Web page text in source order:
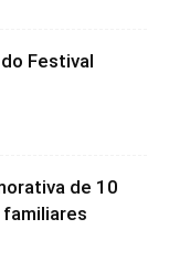
Festival
de 10
familiares